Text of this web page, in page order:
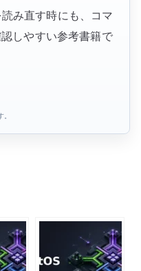
み直す時にも、コマ
しやすい参考書籍で